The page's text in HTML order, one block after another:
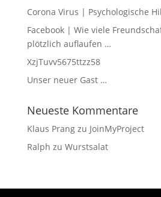
Corona Virus | Psychologische
Facebook | Wie viele
plötzlich auflaufen …
XzjTuvv5675ttzz58
Unser neuer Gast …
Neueste Kommentare
Klaus Prangzu JoinMyProject
Ralph zu Wurstsalat